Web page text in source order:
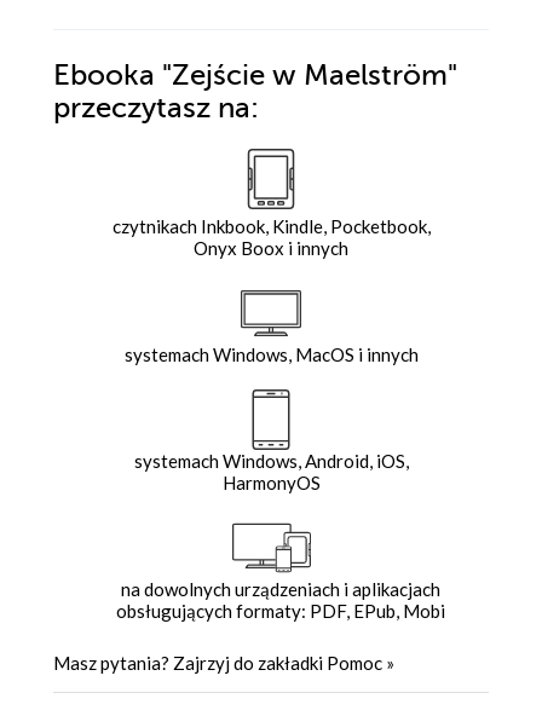
Ebooka "Zejście w Maelström"
przeczytasz na:
czytnikach Inkbook, Kindle, Pocketbook,
Onyx Boox i innych
systemach Windows, MacOS i innych
systemach Windows, Android, iOS,
HarmonyOS
na dowolnych urządzeniach i aplikacjach
obsługujących formaty: PDF, EPub, Mobi
Masz pytania? Zajrzyj do zakładki Pomoc »